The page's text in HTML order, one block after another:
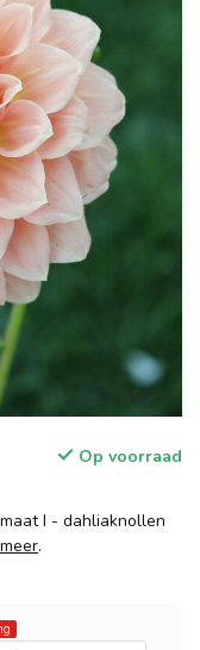
Op voorraad
I - dahliaknollen
.